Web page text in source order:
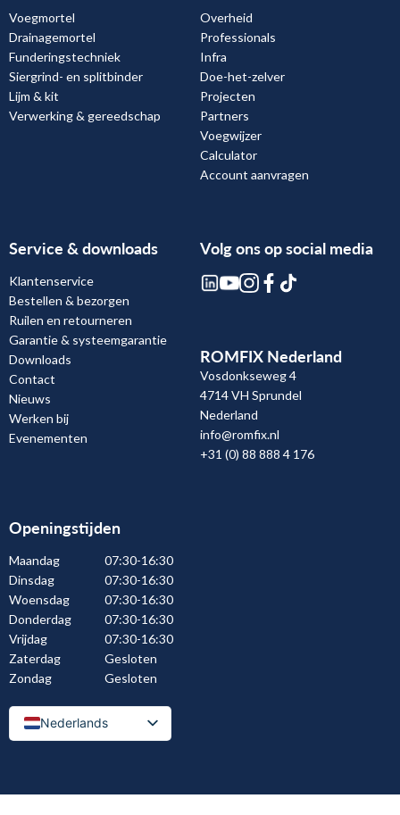
Voegmortel
Drainagemortel
Funderingstechniek
Siergrind- en splitbinder
Lijm & kit
Verwerking & gereedschap
Overheid
Professionals
Infra
Doe-het-zelver
Projecten
Partners
Voegwijzer
Calculator
Account aanvragen
Service & downloads
Klantenservice
Bestellen & bezorgen
Ruilen en retourneren
Garantie & systeemgarantie
Downloads
Contact
Nieuws
Werken bij
Evenementen
Volg ons op social media
ROMFIX Nederland
Vosdonkseweg 4
4714 VH Sprundel
Nederland
info@romfix.nl
+31 (0) 88 888 4 176
Openingstijden
Maandag
07:30-16:30
Dinsdag
07:30-16:30
Woensdag
07:30-16:30
Donderdag
07:30-16:30
Vrijdag
07:30-16:30
Zaterdag
Gesloten
Zondag
Gesloten
Nederlands